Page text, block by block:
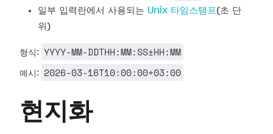
일부 입력란에서 사용되는 Unix 타임스탬프(초 단
위)
형식: YYYY-MM-DDTHH:MM:SS±HH:MM
예시: 2026-03-16T10:00:00+03:00
현지화